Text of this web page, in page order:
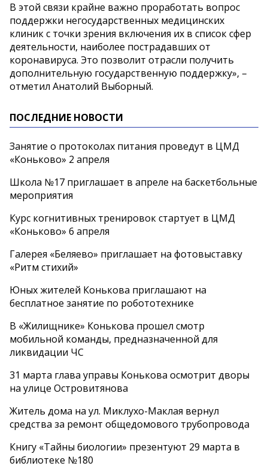
В этой связи крайне важно проработать вопрос
поддержки негосударственных медицинских
клиник с точки зрения включения их в список сфер
деятельности, наиболее пострадавших от
коронавируса. Это позволит отрасли получить
дополнительную государственную поддержку», –
отметил Анатолий Выборный.
ПОСЛЕДНИЕ НОВОСТИ
Занятие о протоколах питания проведут в ЦМД
«Коньково» 2 апреля
Школа №17 приглашает в апреле на баскетбольные
мероприятия
Курс когнитивных тренировок стартует в ЦМД
«Коньково» 6 апреля
Галерея «Беляево» приглашает на фотовыставку
«Ритм стихий»
Юных жителей Конькова приглашают на
бесплатное занятие по робототехнике
В «Жилищнике» Конькова прошел смотр
мобильной команды, предназначенной для
ликвидации ЧС
31 марта глава управы Конькова осмотрит дворы
на улице Островитянова
Житель дома на ул. Миклухо-Маклая вернул
средства за ремонт общедомового трубопровода
Книгу «Тайны биологии» презентуют 29 марта в
библиотеке №180